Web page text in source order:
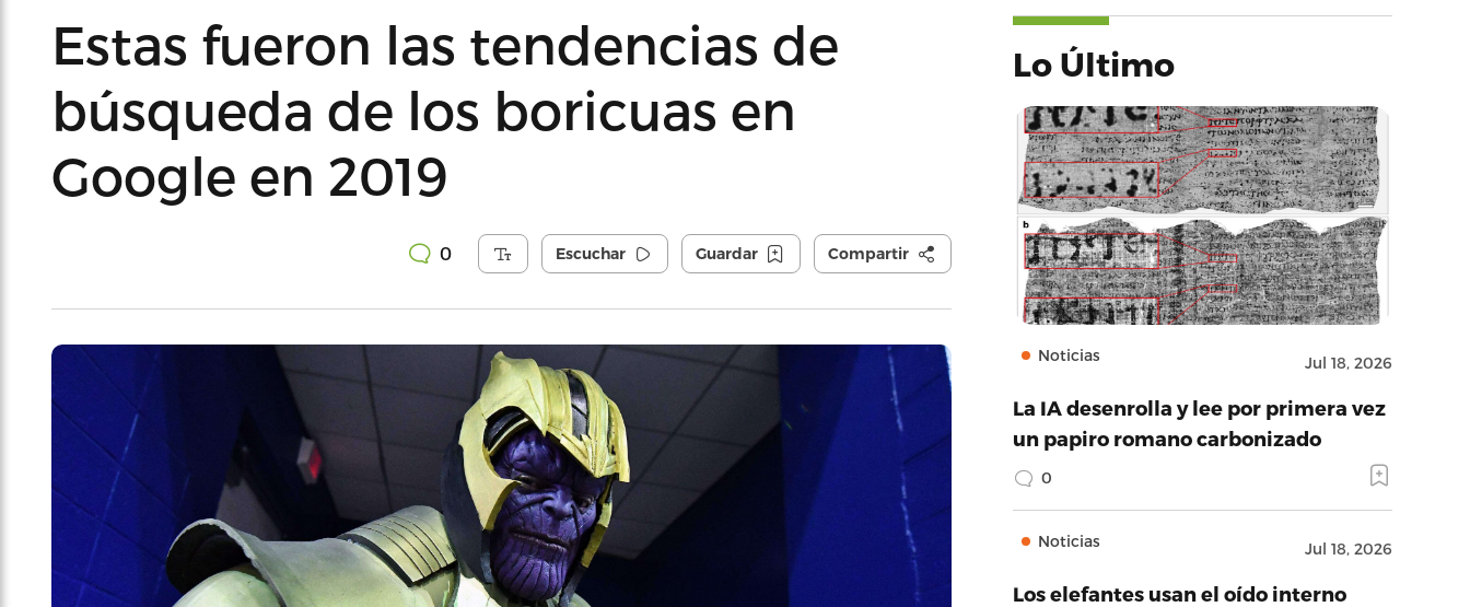
Estas fueron las tendencias de
búsqueda de los boricuas en
Google en 2019
0 Escuchar Guardar Compartir
Lo Último
Noticias Jul 18, 2026
La IA desenrolla y lee por primera vez
un papiro romano carbonizado
0
Noticias Jul 18, 2026
Los elefantes usan el oído interno